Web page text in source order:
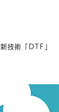
新技術「DTF」